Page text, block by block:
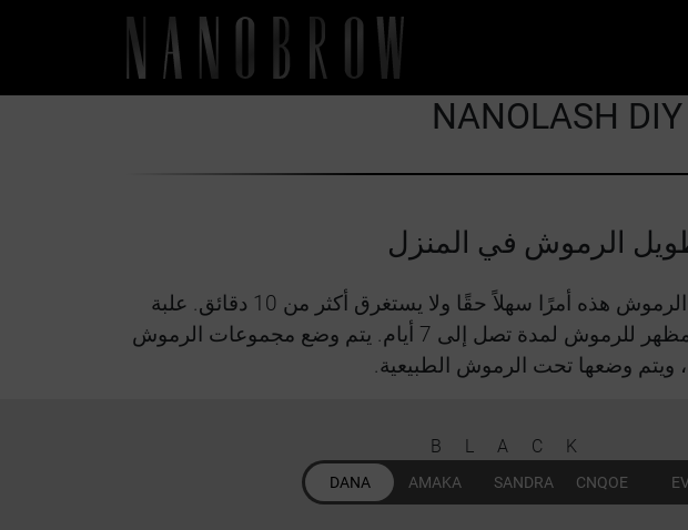
NANOLASH
الرموش في المنزل
احصلي على وصلات الرموش الخاصة بكِ مع Nanolash! يعد تطبيق مجموعات الرموش هذه أمرًا سهلاً حقًا ولا يستغرق أكثر من 10 دقائق. علبة
واحدة من الرموش تتيح لـ 4-6 تطبيقات، حسب حجم عينك، ويمكن أن يدوم كل مظهر للرموش لمدة تصل إلى 7 أيام. يتم وضع مجموعات الرموش
ويتم وضعها تحت الرموش الطبيعية.
BLACK
DANA AMAKA SANDRA CNQOE